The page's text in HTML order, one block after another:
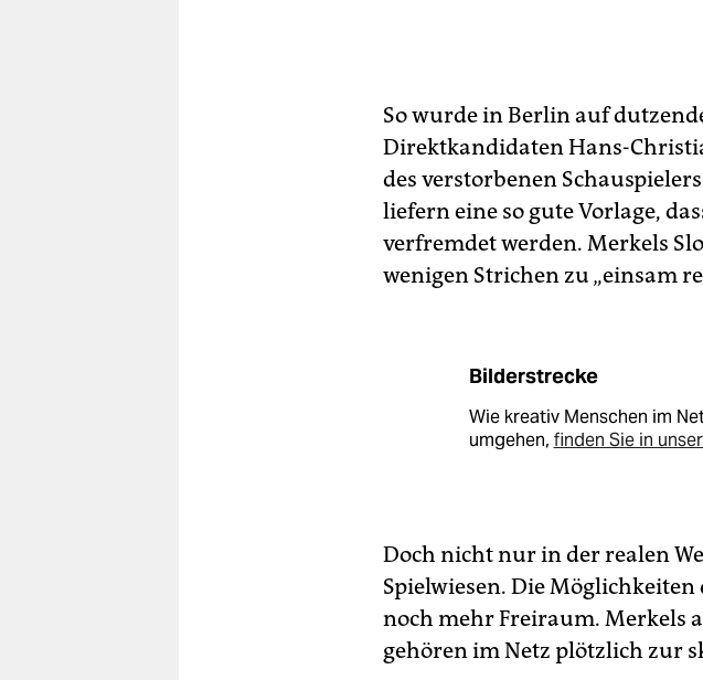
So wurde in Berlin auf
Direktkandidaten Hans-
des verstorbenen
liefern eine so gute Vorlage,
verfremdet werden. Merkels
wenigen Strichen zu „einsam
Bilderstrecke
Wie kreativ Menschen im
umgehen, finden Sie in
Doch nicht nur in der realen
Spielwiesen. Die
noch mehr Freiraum. Merkels
gehören im Netz plötzlich zur